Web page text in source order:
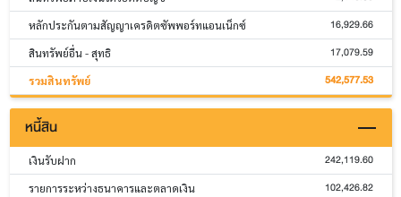
หลักประกันตามสัญญาเครดิตซัพพอร์ทแอนเน็กซ์ 16,929.66
สินทรัพย์อื่น - สุทธิ 17,079.59
รวมสินทรัพย์ 542,577.53
หนี้สิน
เงินรับฝาก 242,119.60
รายการระหว่างธนาคารและตลาดเงิน 102,426.82